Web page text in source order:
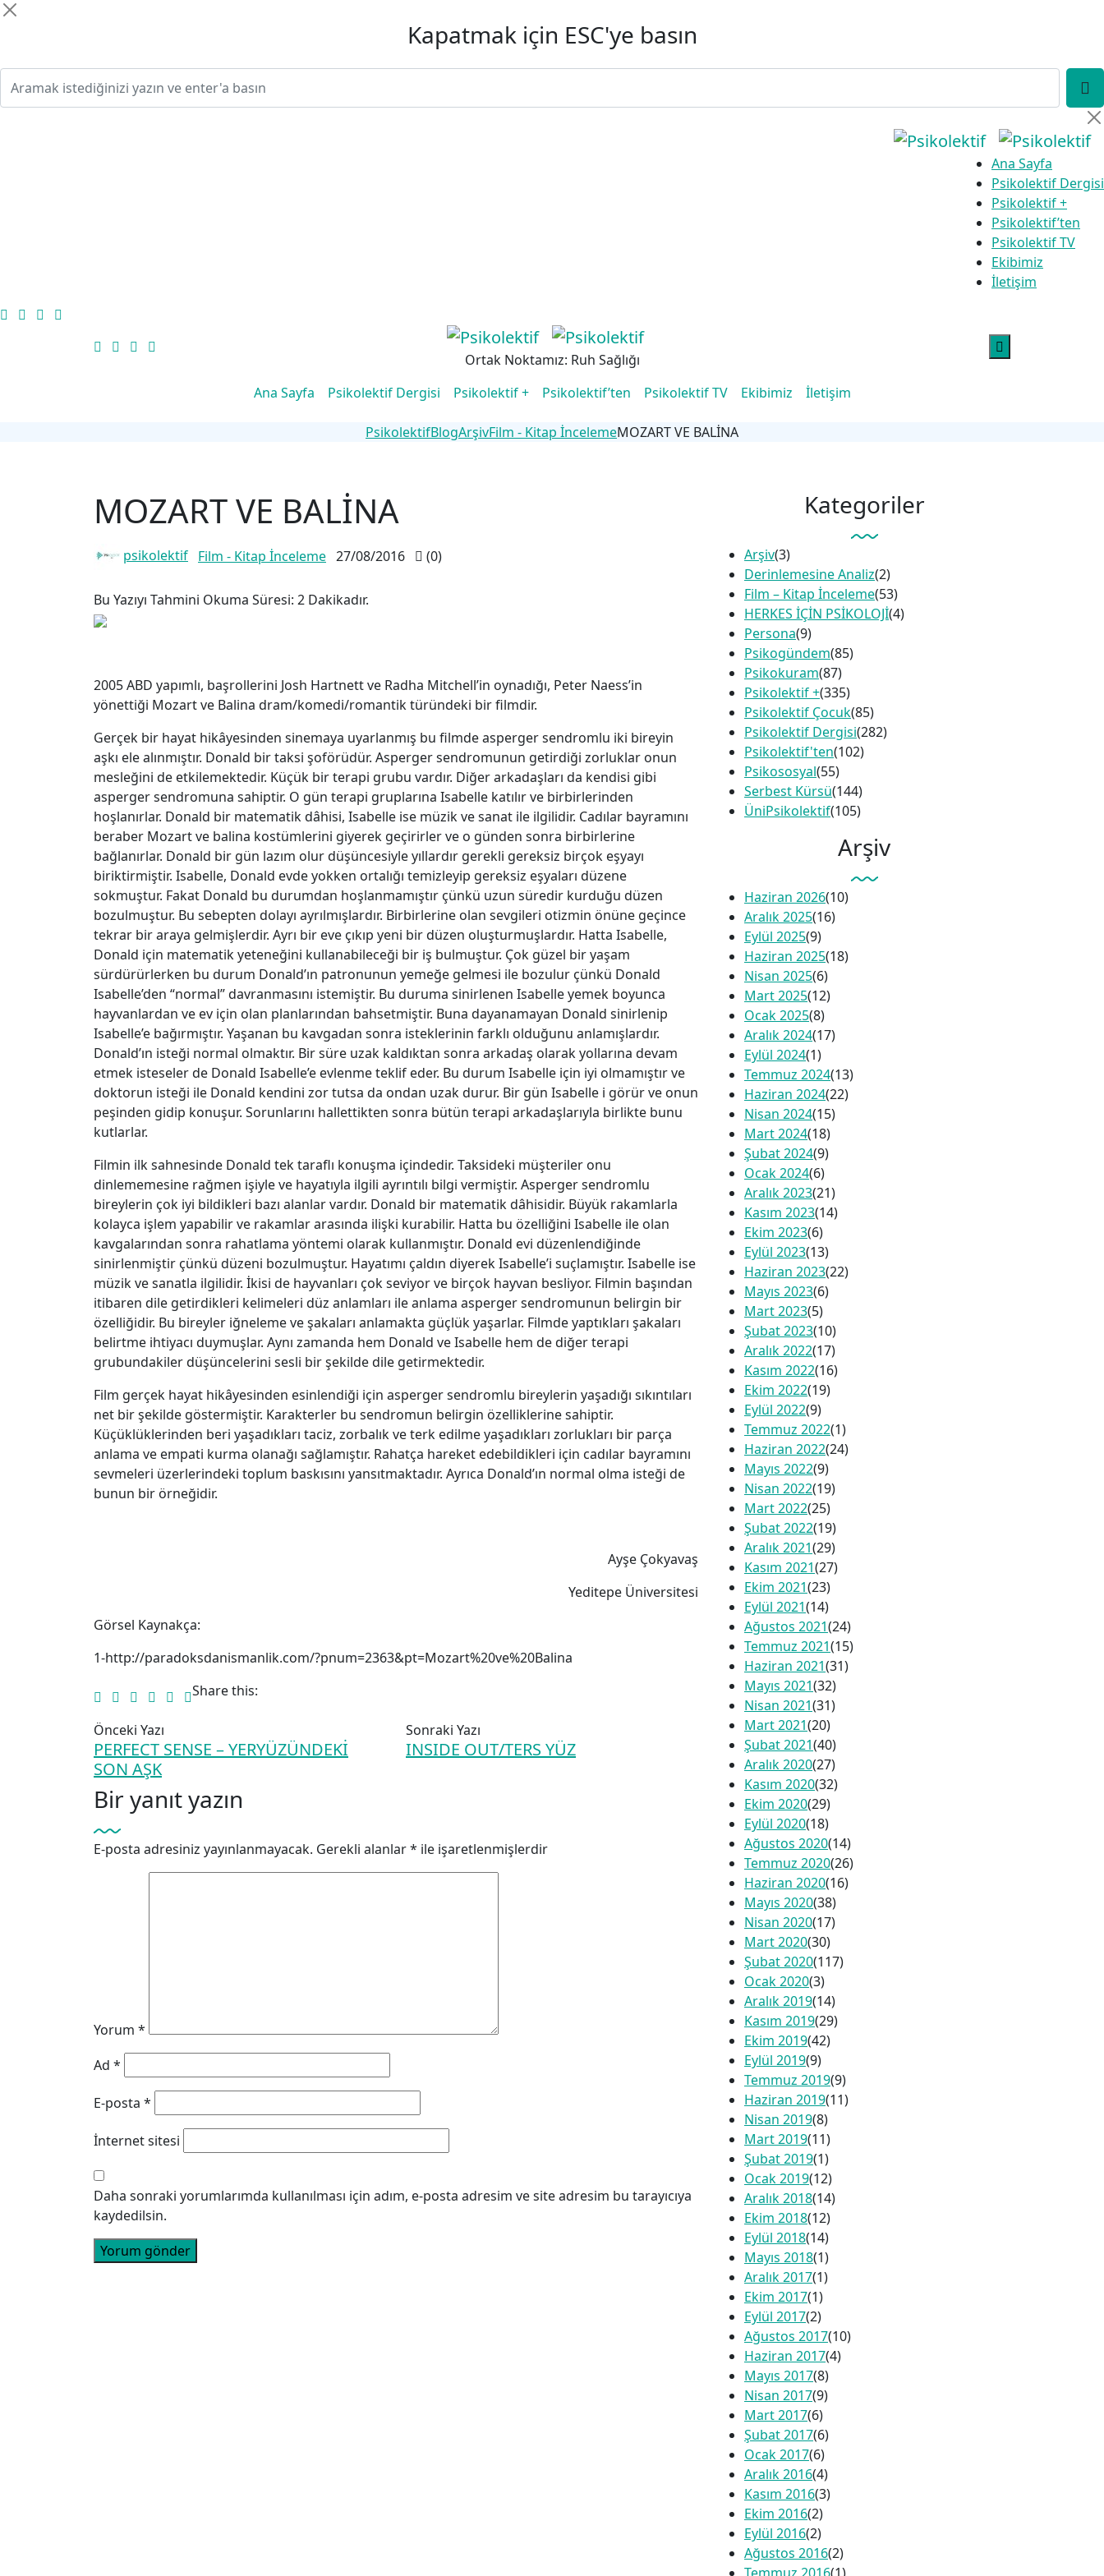
Kapatmak için ESC'ye basın
Ana Sayfa
Psikolektif Dergisi
Psikolektif +
Psikolektif’ten
Psikolektif TV
Ekibimiz
İletişim
Ortak Noktamız: Ruh Sağlığı
Ana Sayfa
Psikolektif Dergisi Psikolektif + Psikolektif’ten Psikolektif TV Ekibimiz İletişim
PsikolektifBlogArşivFilm - Kitap İncelemeMOZART VE BALİNA
MOZART VE BALİNA
psikolektif Film - Kitap İnceleme 27/08/2016 (0)
Bu Yazıyı Tahmini Okuma Süresi: 2 Dakikadır.
2005 ABD yapımlı, başrollerini Josh Hartnett ve Radha Mitchell’in oynadığı, Peter Naess’in
yönettiği Mozart ve Balina dram/komedi/romantik türündeki bir filmdir.
Gerçek bir hayat hikâyesinden sinemaya uyarlanmış bu filmde asperger sendromlu iki bireyin
aşkı ele alınmıştır. Donald bir taksi şoförüdür. Asperger sendromunun getirdiği zorluklar onun
mesleğini de etkilemektedir. Küçük bir terapi grubu vardır. Diğer arkadaşları da kendisi gibi
asperger sendromuna sahiptir. O gün terapi gruplarına Isabelle katılır ve birbirlerinden
hoşlanırlar. Donald bir matematik dâhisi, Isabelle ise müzik ve sanat ile ilgilidir. Cadılar bayramını
beraber Mozart ve balina kostümlerini giyerek geçirirler ve o günden sonra birbirlerine
bağlanırlar. Donald bir gün lazım olur düşüncesiyle yıllardır gerekli gereksiz birçok eşyayı
biriktirmiştir. Isabelle, Donald evde yokken ortalığı temizleyip gereksiz eşyaları düzene
sokmuştur. Fakat Donald bu durumdan hoşlanmamıştır çünkü uzun süredir kurduğu düzen
bozulmuştur. Bu sebepten dolayı ayrılmışlardır. Birbirlerine olan sevgileri otizmin önüne geçince
tekrar bir araya gelmişlerdir. Ayrı bir eve çıkıp yeni bir düzen oluşturmuşlardır. Hatta Isabelle,
Donald için matematik yeteneğini kullanabileceği bir iş bulmuştur. Çok güzel bir yaşam
sürdürürlerken bu durum Donald’ın patronunun yemeğe gelmesi ile bozulur çünkü Donald
Isabelle’den “normal” davranmasını istemiştir. Bu duruma sinirlenen Isabelle yemek boyunca
hayvanlardan ve ev için olan planlarından bahsetmiştir. Buna dayanamayan Donald sinirlenip
Isabelle’e bağırmıştır. Yaşanan bu kavgadan sonra isteklerinin farklı olduğunu anlamışlardır.
Donald’ın isteği normal olmaktır. Bir süre uzak kaldıktan sonra arkadaş olarak yollarına devam
etmek isteseler de Donald Isabelle’e evlenme teklif eder. Bu durum Isabelle için iyi olmamıştır ve
doktorun isteği ile Donald kendini zor tutsa da ondan uzak durur. Bir gün Isabelle i görür ve onun
peşinden gidip konuşur. Sorunlarını hallettikten sonra bütün terapi arkadaşlarıyla birlikte bunu
kutlarlar.
Filmin ilk sahnesinde Donald tek taraflı konuşma içindedir. Taksideki müşteriler onu
dinlememesine rağmen işiyle ve hayatıyla ilgili ayrıntılı bilgi vermiştir. Asperger sendromlu
bireylerin çok iyi bildikleri bazı alanlar vardır. Donald bir matematik dâhisidir. Büyük rakamlarla
kolayca işlem yapabilir ve rakamlar arasında ilişki kurabilir. Hatta bu özelliğini Isabelle ile olan
kavgalarından sonra rahatlama yöntemi olarak kullanmıştır. Donald evi düzenlendiğinde
sinirlenmiştir çünkü düzeni bozulmuştur. Hayatımı çaldın diyerek Isabelle’i suçlamıştır. Isabelle ise
müzik ve sanatla ilgilidir. İkisi de hayvanları çok seviyor ve birçok hayvan besliyor. Filmin başından
itibaren dile getirdikleri kelimeleri düz anlamları ile anlama asperger sendromunun belirgin bir
özelliğidir. Bu bireyler iğneleme ve şakaları anlamakta güçlük yaşarlar. Filmde yaptıkları şakaları
belirtme ihtiyacı duymuşlar. Aynı zamanda hem Donald ve Isabelle hem de diğer terapi
grubundakiler düşüncelerini sesli bir şekilde dile getirmektedir.
Film gerçek hayat hikâyesinden esinlendiği için asperger sendromlu bireylerin yaşadığı sıkıntıları
net bir şekilde göstermiştir. Karakterler bu sendromun belirgin özelliklerine sahiptir.
Küçüklüklerinden beri yaşadıkları taciz, zorbalık ve terk edilme yaşadıkları zorlukları bir parça
anlama ve empati kurma olanağı sağlamıştır. Rahatça hareket edebildikleri için cadılar bayramını
sevmeleri üzerlerindeki toplum baskısını yansıtmaktadır. Ayrıca Donald’ın normal olma isteği de
bunun bir örneğidir.
Ayşe Çokyavaş
Yeditepe Üniversitesi
Görsel Kaynakça:
1-http://paradoksdanismanlik.com/?pnum=2363&pt=Mozart%20ve%20Balina
Share this:
Önceki Yazı
PERFECT SENSE – YERYÜZÜNDEKİ
SON AŞK
Sonraki Yazı
INSIDE OUT/TERS YÜZ
Bir yanıt yazın
E-posta adresiniz yayınlanmayacak. Gerekli alanlar* ile işaretlenmişlerdir
Yorum *
Ad *
E-posta *
İnternet sitesi
Daha sonraki yorumlarımda kullanılması için adım, e-posta adresim ve site adresim bu tarayıcıya
kaydedilsin.
Kategoriler
Arşiv(3)
Derinlemesine Analiz(2)
Film – Kitap İnceleme(53)
HERKES İÇİN PSİKOLOJİ(4)
Persona(9)
Psikogündem(85)
Psikokuram(87)
Psikolektif +(335)
Psikolektif Çocuk(85)
Psikolektif Dergisi(282)
Psikolektif'ten(102)
Psikososyal(55)
Serbest Kürsü(144)
ÜniPsikolektif(105)
Arşiv
Haziran 2026(10)
Aralık 2025(16)
Eylül 2025(9)
Haziran 2025(18)
Nisan 2025(6)
Mart 2025(12)
Ocak 2025(8)
Aralık 2024(17)
Eylül 2024(1)
Temmuz 2024(13)
Haziran 2024(22)
Nisan 2024(15)
Mart 2024(18)
Şubat 2024(9)
Ocak 2024(6)
Aralık 2023(21)
Kasım 2023(14)
Ekim 2023(6)
Eylül 2023(13)
Haziran 2023(22)
Mayıs 2023(6)
Mart 2023(5)
Şubat 2023(10)
Aralık 2022(17)
Kasım 2022(16)
Ekim 2022(19)
Eylül 2022(9)
Temmuz 2022(1)
Haziran 2022(24)
Mayıs 2022(9)
Nisan 2022(19)
Mart 2022(25)
Şubat 2022(19)
Aralık 2021(29)
Kasım 2021(27)
Ekim 2021(23)
Eylül 2021(14)
Ağustos 2021(24)
Temmuz 2021(15)
Haziran 2021(31)
Mayıs 2021(32)
Nisan 2021(31)
Mart 2021(20)
Şubat 2021(40)
Aralık 2020(27)
Kasım 2020(32)
Ekim 2020(29)
Eylül 2020(18)
Ağustos 2020(14)
Temmuz 2020(26)
Haziran 2020(16)
Mayıs 2020(38)
Nisan 2020(17)
Mart 2020(30)
Şubat 2020(117)
Ocak 2020(3)
Aralık 2019(14)
Kasım 2019(29)
Ekim 2019(42)
Eylül 2019(9)
Temmuz 2019(9)
Haziran 2019(11)
Nisan 2019(8)
Mart 2019(11)
Şubat 2019(1)
Ocak 2019(12)
Aralık 2018(14)
Ekim 2018(12)
Eylül 2018(14)
Mayıs 2018(1)
Aralık 2017(1)
Ekim 2017(1)
Eylül 2017(2)
Ağustos 2017(10)
Haziran 2017(4)
Mayıs 2017(8)
Nisan 2017(9)
Mart 2017(6)
Şubat 2017(6)
Ocak 2017(6)
Aralık 2016(4)
Kasım 2016(3)
Ekim 2016(2)
Eylül 2016(2)
Ağustos 2016(2)